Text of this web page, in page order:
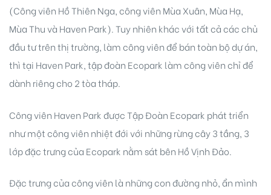
(Công viên Hồ Thiên Nga, công viên Mùa Xuân, Mùa Hạ,
Mùa Thu và Haven Park). Tuy nhiên khác với tất cả các chủ
đầu tư trên thị trường, làm công viên để bán toàn bộ dự án,
thì tại Haven Park, tập đoàn Ecopark làm công viên chỉ để
dành riêng cho 2 tòa tháp.
Công viên Haven Park được Tập Đoàn Ecopark phát triển
như một công viên nhiệt đới với những rừng cây 3 tầng, 3
lớp đặc trưng của Ecopark nằm sát bên Hồ Vịnh Đảo.
Đặc trưng của công viên là những con đường nhỏ, ẩn mình